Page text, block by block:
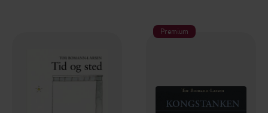
Premium